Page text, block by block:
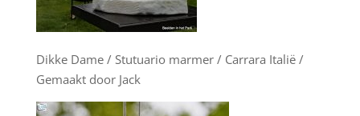
Dikke Dame / Stutuario marmer / Carrara Italië /
Gemaakt door Jack